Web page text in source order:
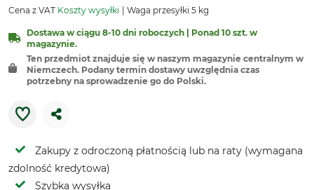
Cena z VAT Koszty wysyłki Waga przesyłki 5 kg
Dostawa w ciągu 8-10 dni roboczych | Ponad 10 szt. w
magazynie.
Ten przedmiot znajduje się w naszym magazynie centralnym w
Niemczech. Podany termin dostawy uwzględnia czas
potrzebny na sprowadzenie go do Polski.
Zakupy z odroczoną płatnością lub na raty (wymagana
zdolność kredytowa)
Szybka wysyłka